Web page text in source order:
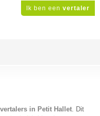
Ik ben een vertaler
vertalers in Petit Hallet. Dit